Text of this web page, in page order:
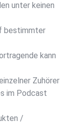
unter keinen
bestimmter
kann
Zuhörer
im Podcast
/